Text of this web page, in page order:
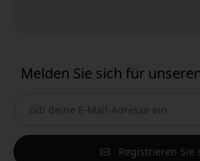
Melden Sie sich für
Registrieren Sie